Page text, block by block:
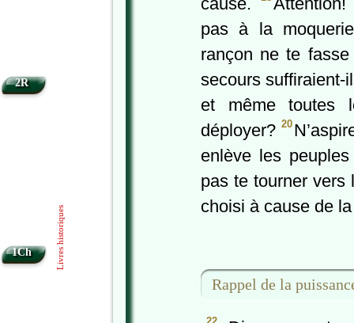
pas à la
rançon ne te
secours suffiraient-
et même toutes
déployer?20
enlève les
pas te tourner vers
choisi à cause de
Rappel de la
2R
1Ch Livres historiques